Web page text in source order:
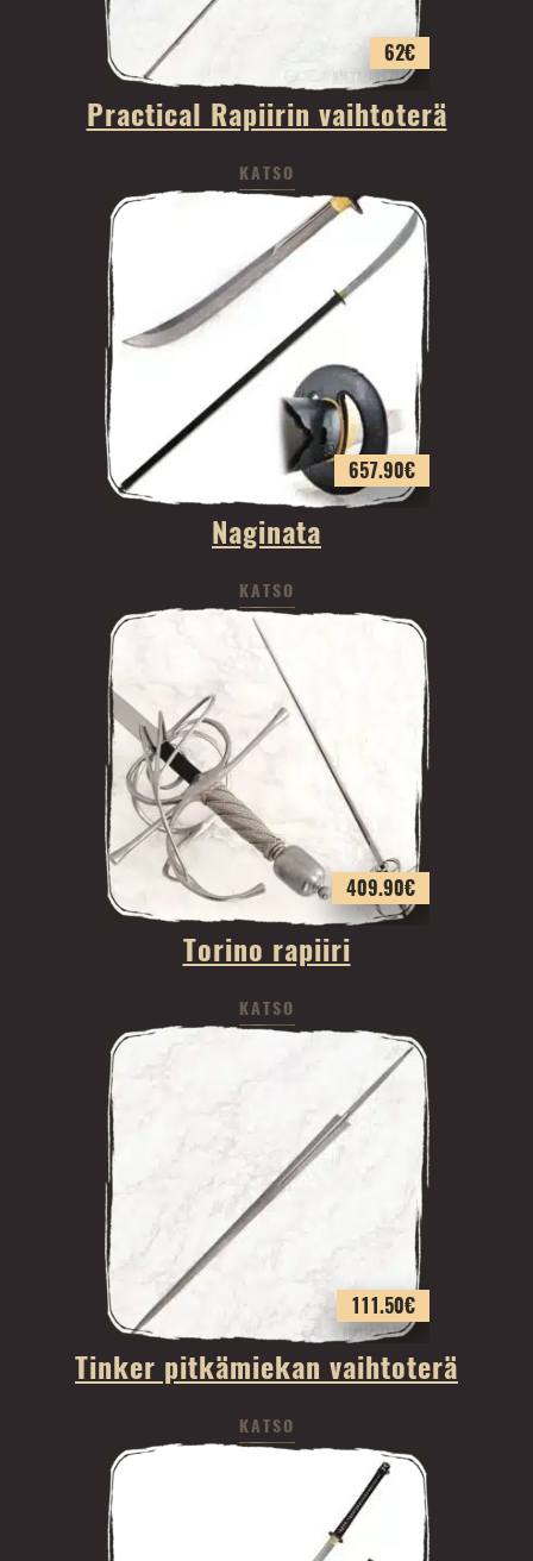
62€
Practical Rapiirin vaihtoterä
KATSO
657.90€
Naginata
KATSO
409.90€
Torino rapiiri
KATSO
111.50€
Tinker pitkämiekan vaihtoterä
KATSO